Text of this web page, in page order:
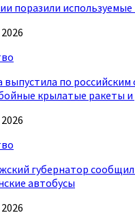
поразили
выпустила по российским
крылатые ракеты
губернатор
автобусы